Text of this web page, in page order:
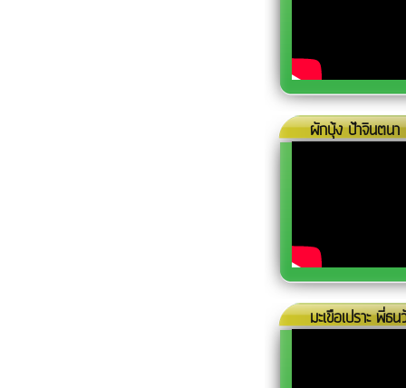
ผักบุ้ง ป้าจินตนา
มะเขือเปราะ พี่ธ